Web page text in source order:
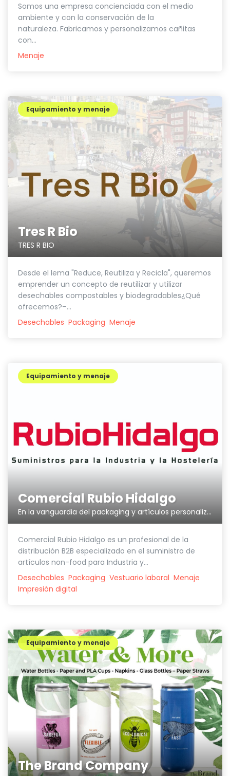
Somos una empresa concienciada con el medio
ambiente y con la conservación de la
naturaleza. Fabricamos y personalizamos cañitas
con...
Menaje
Tres R Bio
TRES R BIO
Equipamiento y menaje
Desde el lema "Reduce, Reutiliza y Recicla", queremos
emprender un concepto de reutilizar y utilizar
desechables compostables y biodegradables¿Qué
ofrecemos?–...
Desechables Packaging Menaje
Comercial Rubio Hidalgo
En la vanguardia del packaging y artículos personalizados.
Equipamiento y menaje
Comercial Rubio Hidalgo es un profesional de la
distribución B2B especializado en el suministro de
artículos non-food para Industria y...
Desechables Packaging Vestuario laboral Menaje
Impresión digital
The Brand Company
Equipamiento y menaje